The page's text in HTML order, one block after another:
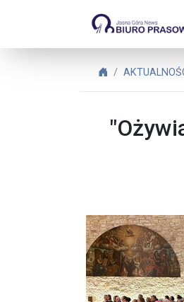
Biuro
Biuro Prasowe